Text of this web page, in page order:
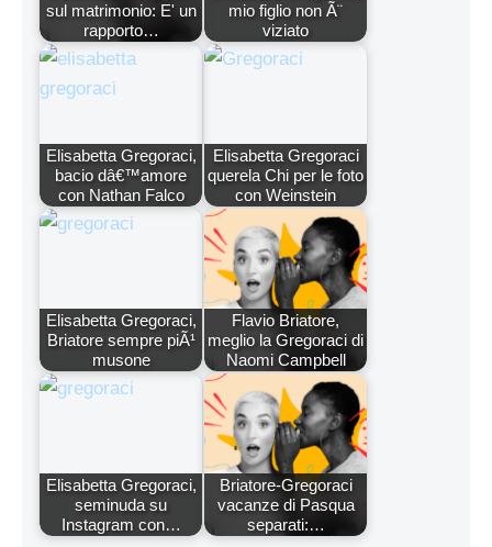
sul matrimonio: E' un
rapporto…
mio figlio non Ã¨
viziato
Elisabetta Gregoraci,
bacio dâ€™amore
con Nathan Falco
Elisabetta Gregoraci
querela Chi per le foto
con Weinstein
Elisabetta Gregoraci,
Briatore sempre piÃ¹
musone
Flavio Briatore,
meglio la Gregoraci di
Naomi Campbell
Elisabetta Gregoraci,
seminuda su
Instagram con…
Briatore-Gregoraci
vacanze di Pasqua
separati:…